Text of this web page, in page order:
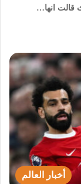
قالت انها…
أخبار العالم